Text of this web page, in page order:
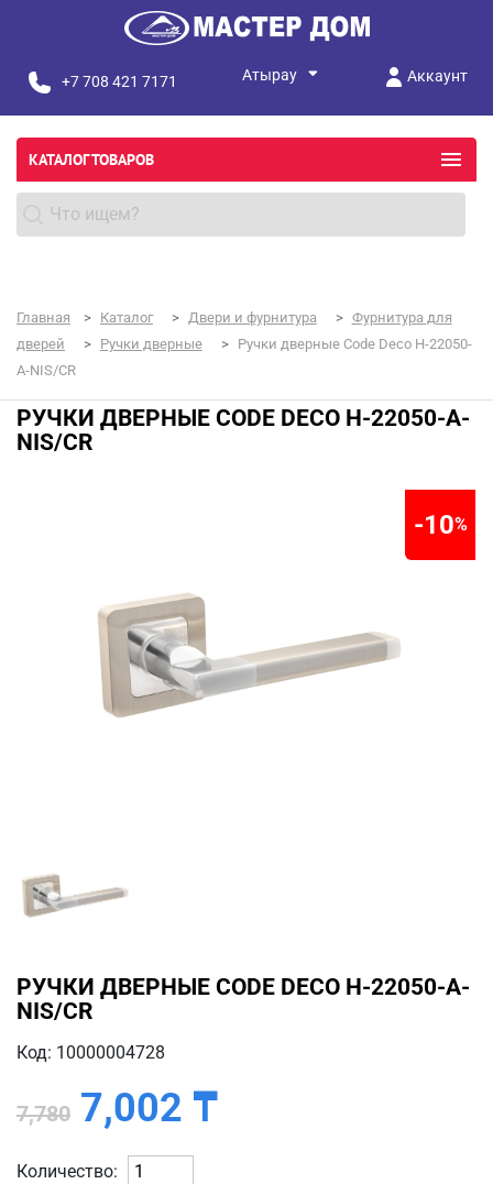
+7 708 421 7171 Аккаунт
КАТАЛОГ ТОВАРОВ
Главная Каталог Двери и фурнитура
Фурнитура для
дверей
Ручки дверные
Ручки дверные Code Deco H-22050-
A-NIS/CR
РУЧКИ ДВЕРНЫЕ CODE DECO H-22050-A-
NIS/CR
-10%
РУЧКИ ДВЕРНЫЕ CODE DECO H-22050-A-
NIS/CR
Код: 10000004728
7,780 7,002 ₸
Количество: